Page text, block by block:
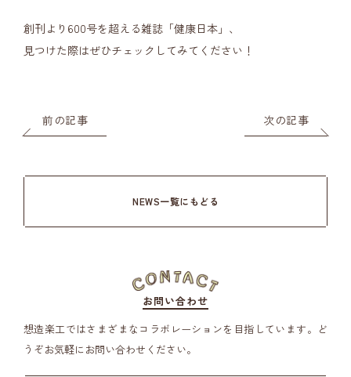
創刊より600号を超える雑誌「健康日本」、
見つけた際はぜひチェックしてみてください！
前の記事 次の記事
NEWS一覧にもどる
お問い合わせ
想造楽工ではさまざまなコラボレーションを目指しています。 ど
うぞお気軽にお問い合わせください。